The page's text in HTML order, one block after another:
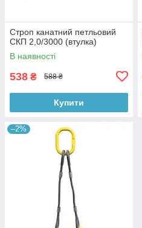
Строп канатний петльовий
СКП 2,0/3000 (втулка)
В наявності
538 ₴ 588 ₴
Купити
–2%